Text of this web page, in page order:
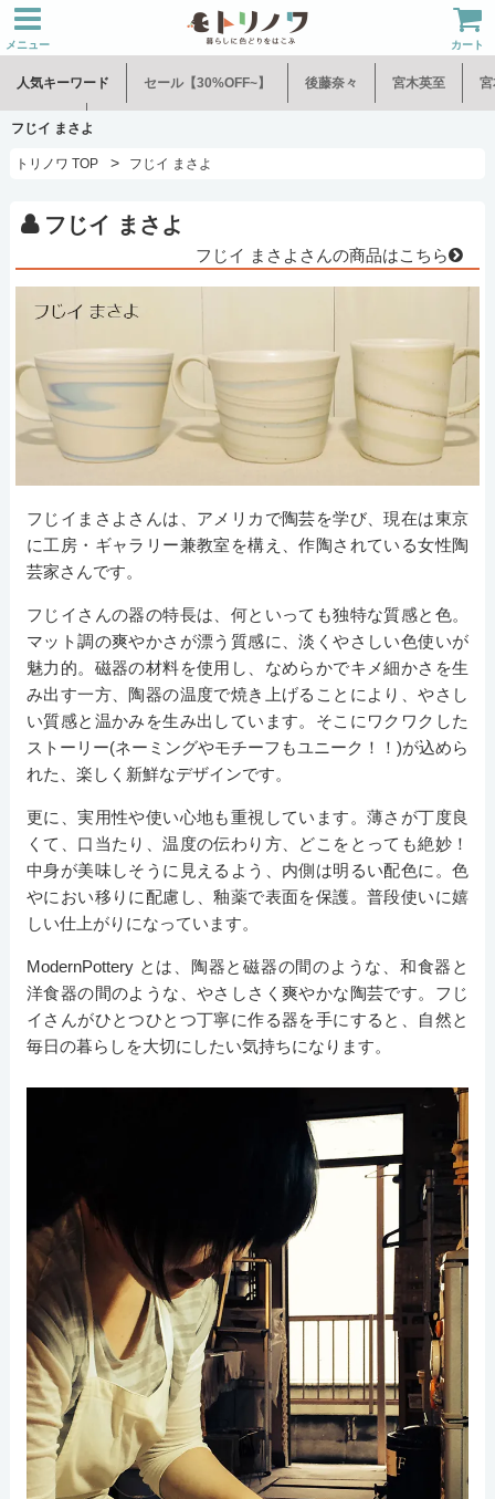
メニュー カート
人気キーワード セール【30%OFF~】 後藤奈々 宮木英至 宮
水谷和音
フじイ まさよ
トリノワ TOP > フじイ まさよ
フじイ まさよ
フじイ まさよさんの商品はこちら
フじイまさよさんは、アメリカで陶芸を学び、現在は東京
に工房・ギャラリー兼教室を構え、作陶されている女性陶
芸家さんです。
フじイさんの器の特長は、何といっても独特な質感と色。
マット調の爽やかさが漂う質感に、淡くやさしい色使いが
魅力的。磁器の材料を使用し、なめらかでキメ細かさを生
み出す一方、陶器の温度で焼き上げることにより、やさし
い質感と温かみを生み出しています。そこにワクワクした
ストーリー(ネーミングやモチーフもユニーク！！)が込めら
れた、楽しく新鮮なデザインです。
更に、実用性や使い心地も重視しています。薄さが丁度良
くて、口当たり、温度の伝わり方、どこをとっても絶妙！
中身が美味しそうに見えるよう、内側は明るい配色に。色
やにおい移りに配慮し、釉薬で表面を保護。普段使いに嬉
しい仕上がりになっています。
ModernPottery とは、陶器と磁器の間のような、和食器と
洋食器の間のような、やさしさく爽やかな陶芸です。フじ
イさんがひとつひとつ丁寧に作る器を手にすると、自然と
毎日の暮らしを大切にしたい気持ちになります。